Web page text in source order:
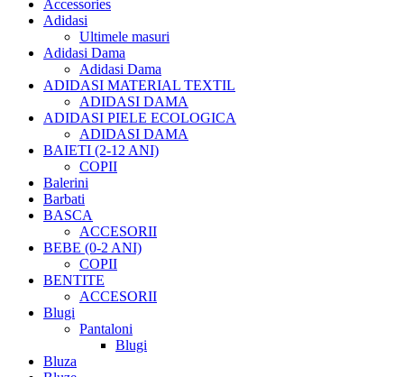
Accessories
Adidasi
Ultimele masuri
Adidasi Dama
Adidasi Dama
ADIDASI MATERIAL TEXTIL
ADIDASI DAMA
ADIDASI PIELE ECOLOGICA
ADIDASI DAMA
BAIETI (2-12 ANI)
COPII
Balerini
Barbati
BASCA
ACCESORII
BEBE (0-2 ANI)
COPII
BENTITE
ACCESORII
Blugi
Pantaloni
Blugi
Bluza